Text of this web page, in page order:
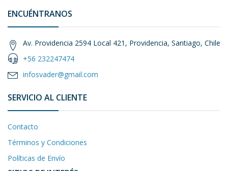
ENCUÉNTRANOS
Av. Providencia 2594 Local 421, Providencia, Santiago, Chile
+56 232247474
infosvader@gmail.com
SERVICIO AL CLIENTE
Contacto
Términos y Condiciones
Políticas de Envío